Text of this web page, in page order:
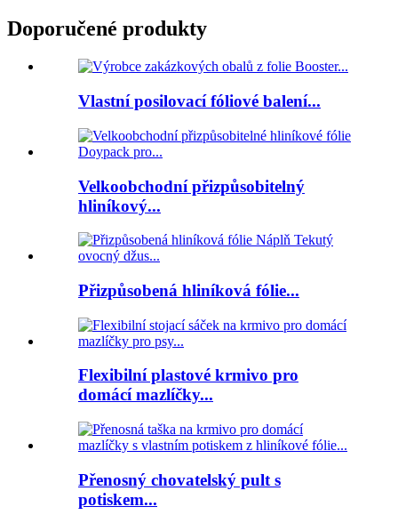
Doporučené produkty
Vlastní posilovací fóliové balení...
Velkoobchodní přizpůsobitelný
hliníkový...
Přizpůsobená hliníková fólie...
Flexibilní plastové krmivo pro
domácí mazlíčky...
Přenosný chovatelský pult s
potiskem...